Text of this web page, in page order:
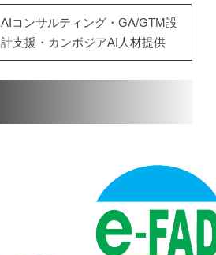
AIコンサルティング・GA/GTM設
計支援・カンボジアAI人材提供